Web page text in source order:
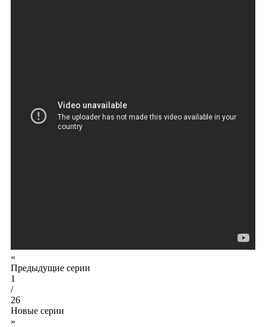
«
Предыдущие серии
1
/
26
Новые серии
»